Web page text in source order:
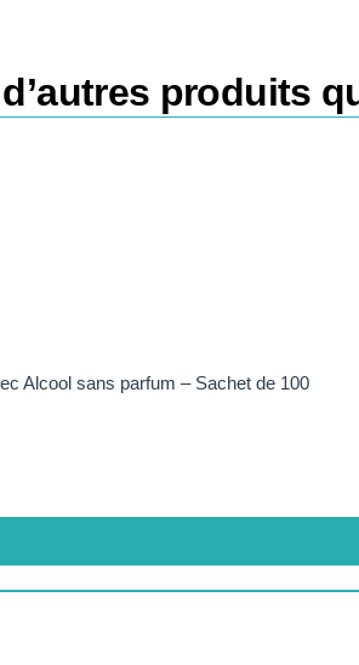
produits
Alcool sans parfum – Sachet de 100